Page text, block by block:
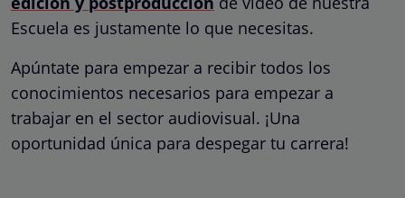
Escuela es justamente lo que necesitas.
Apúntate para empezar a recibir todos los
conocimientos necesarios para empezar a
trabajar en el sector audiovisual. ¡Una
oportunidad única para despegar tu carrera!